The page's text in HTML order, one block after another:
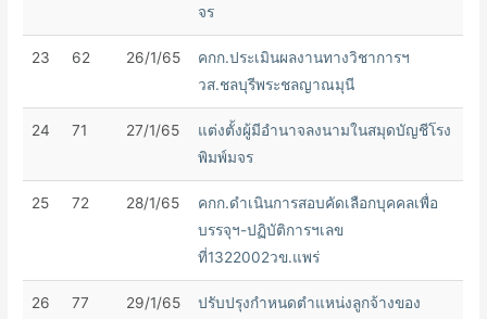
จร
23 62 26/1/65
คกก.ประเมินผลงานทางวิชาการฯ
วส.ชลบุรีพระชลญาณมุนี
24 71 27/1/65
แต่งตั้งผู้มีอำนาจลงนามในสมุดบัญชีโรง
พิมพ์มจร
25 72 28/1/65
คกก.ดำเนินการสอบคัดเลือกบุคคลเพื่อ
บรรจุฯ-ปฏิบัติการฯเลข
ที่1322002วข.แพร่
26 77 29/1/65
ปรับปรุงกำหนดตำแหน่งลูกจ้างของ